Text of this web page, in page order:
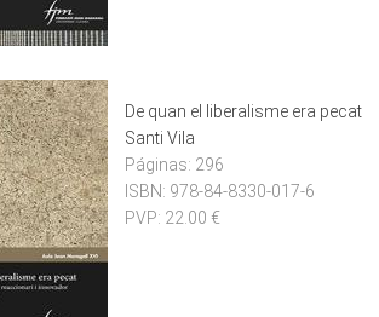
De quan el liberalisme era pecat
Santi Vila
Páginas: 296
ISBN: 978-84-8330-017-6
PVP: 22.00 €